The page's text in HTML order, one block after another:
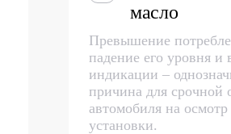
масло
Превышение
падение его уровня и
индикации –
причина для срочной
автомобиля на
установки.